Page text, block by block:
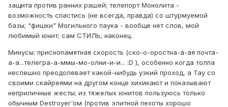
защита против ранних рашей; телепорт Монолита -
возможность спастись (не всегда, правда) со штурмуемой
базы; "фишки" Могильного паука - вообще нет слов, мой
любимый юнит; сам СТИЛЬ, наконец.
Минусы: приснопамятная скорость (ско-о-оростна-а-ая почта-
а-а...телегра-а-ммы-мо-олни-и-и... :D ), особенно когда толпа
неспешно преодолевает какой-нибудь узкий проход, а Тау со
своими скайреями на другом конце хихикают и показывают
неприличные жесты; из тяжелых юнитов пользуюсь только
обычным Destroyer'ом (против элитной пехоты хорошо